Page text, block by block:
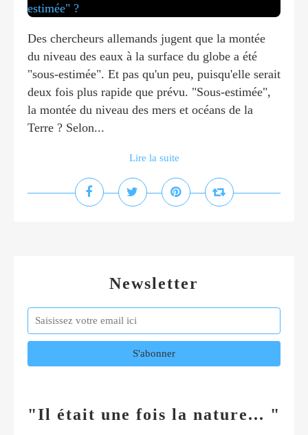
Des chercheurs allemands jugent que la montée
du niveau des eaux à la surface du globe a été
"sous-estimée". Et pas qu'un peu, puisqu'elle serait
deux fois plus rapide que prévu. "Sous-estimée",
la montée du niveau des mers et océans de la
Terre ? Selon...
Lire la suite
Newsletter
"Il était une fois la nature... "